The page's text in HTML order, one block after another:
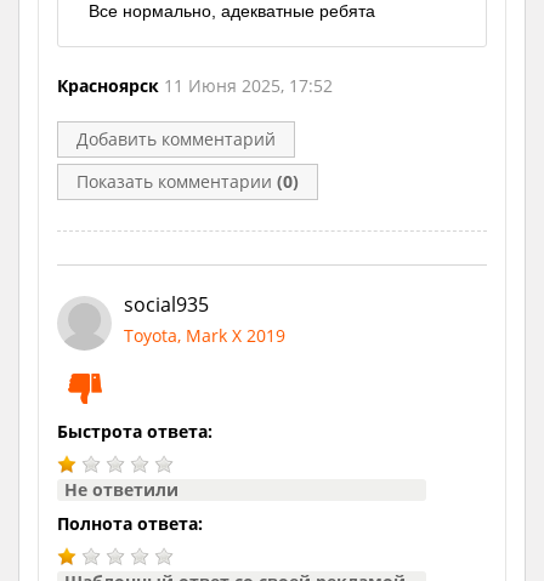
Все нормально, адекватные ребята
Красноярск 11 Июня 2025, 17:52
Добавить комментарий
Показать комментарии (0)
social935
Toyota, Mark X 2019
Быстрота ответа:
Не ответили
Полнота ответа: